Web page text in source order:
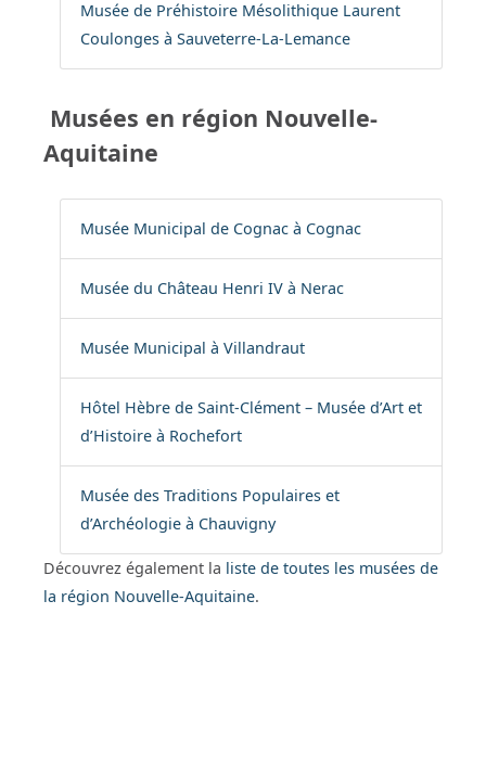
Musée de Préhistoire Mésolithique Laurent
Coulonges à Sauveterre-La-Lemance
Musées en région Nouvelle-
Aquitaine
Musée Municipal de Cognac à Cognac
Musée du Château Henri IV à Nerac
Musée Municipal à Villandraut
Hôtel Hèbre de Saint-Clément – Musée d’Art et
d’Histoire à Rochefort
Musée des Traditions Populaires et
d’Archéologie à Chauvigny
Découvrez également la liste de toutes les musées de
la région Nouvelle-Aquitaine.